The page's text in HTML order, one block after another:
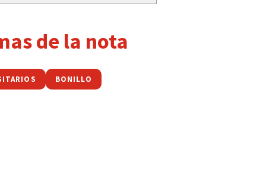
de la nota
BONILLO